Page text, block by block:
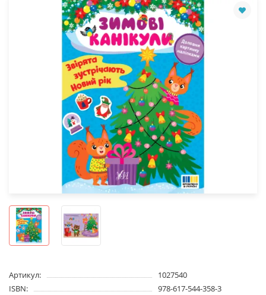
Артикул:
1027540
ISBN:
978-617-544-358-3